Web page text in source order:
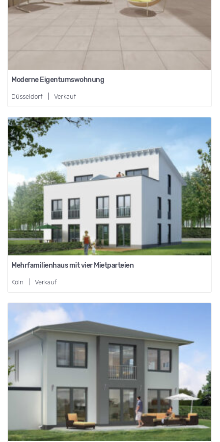
Moderne Eigentumswohnung
Düsseldorf Verkauf
Mehrfamilienhaus mit vier Mietparteien
Köln Verkauf